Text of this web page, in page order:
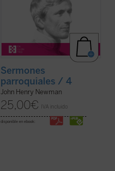
Sermones
parroquiales / 4
John Henry Newman
25,00€ IVA incluido
disponible en ebook: